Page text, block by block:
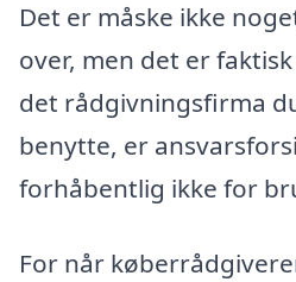
Det er måske ikke
over, men det er
det rådgivningsfirma
benytte, er
forhåbentlig ikke for
For når